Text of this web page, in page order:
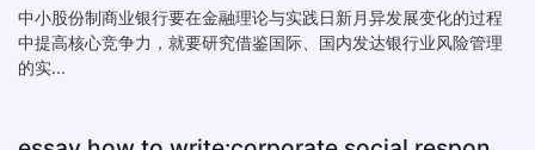
中小股份制商业银行要在金融理论与实践日新月异发展变化的过程
中提高核心竞争力，就要研究借鉴国际、国内发达银行业风险管理
的实...